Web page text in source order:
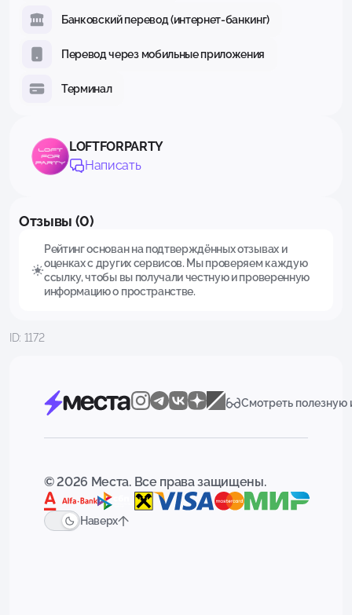
Банковский перевод (интернет-банкинг)
Перевод через мобильные приложения
Терминал
LOFTFORPARTY
Написать
Отзывы (0)
Рейтинг основан на подтверждённых отзывах и
оценках с других сервисов. Мы проверяем каждую
ссылку, чтобы вы получали честную и проверенную
информацию о пространстве.
ID: 1172
Смотреть
© 2026 Места. Все права защищены.
Наверх